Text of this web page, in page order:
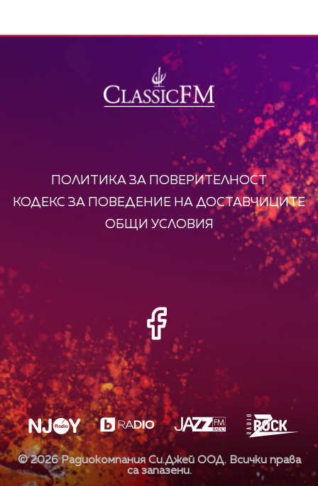
ПОЛИТИКА ЗА ПОВЕРИТЕЛНОСТ
КОДЕКС ЗА ПОВЕДЕНИЕ НА ДОСТАВЧИЦИТЕ
ОБЩИ УСЛОВИЯ
©2026Радиокомпания Си.Джей ООД. Всички права
са запазени.